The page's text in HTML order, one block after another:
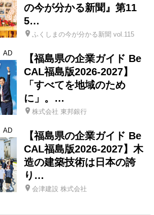
の今が分かる新聞』第11
5…
ふくしまの今が分かる新聞 vol.115
AD
【福島県の企業ガイド Be
CAL福島版2026-2027】
「すべてを地域のため
に」。…
株式会社 東邦銀行
AD
【福島県の企業ガイド Be
CAL福島版2026-2027】木
造の建築技術は日本の誇
り…
会津建設 株式会社